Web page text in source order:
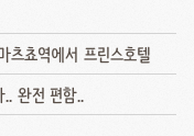
츠쵸역에서 프린스호텔
.. 완전 편함..